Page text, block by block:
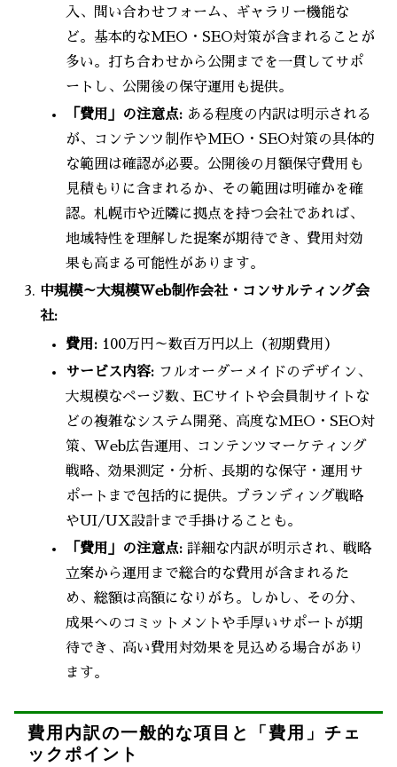
入、問い合わせフォーム、ギャラリー機能な
ど。基本的なMEO・SEO対策が含まれることが
多い。打ち合わせから公開までを一貫してサポ
ートし、公開後の保守運用も提供。
「費用」の注意点: ある程度の内訳は明示される
が、コンテンツ制作やMEO・SEO対策の具体的
な範囲は確認が必要。公開後の月額保守費用も
見積もりに含まれるか、その範囲は明確かを確
認。札幌市や近隣に拠点を持つ会社であれば、
地域特性を理解した提案が期待でき、費用対効
果も高まる可能性があります。
中規模～大規模Web制作会社・コンサルティング会
社:
費用: 100万円～数百万円以上（初期費用）
サービス内容: フルオーダーメイドのデザイン、
大規模なページ数、ECサイトや会員制サイトな
どの複雑なシステム開発、高度なMEO・SEO対
策、Web広告運用、コンテンツマーケティング
戦略、効果測定・分析、長期的な保守・運用サ
ポートまで包括的に提供。ブランディング戦略
やUI/UX設計まで手掛けることも。
「費用」の注意点: 詳細な内訳が明示され、戦略
立案から運用まで総合的な費用が含まれるた
め、総額は高額になりがち。しかし、その分、
成果へのコミットメントや手厚いサポートが期
待でき、高い費用対効果を見込める場合があり
ます。
費用内訳の一般的な項目と「費用」チェ
ックポイント